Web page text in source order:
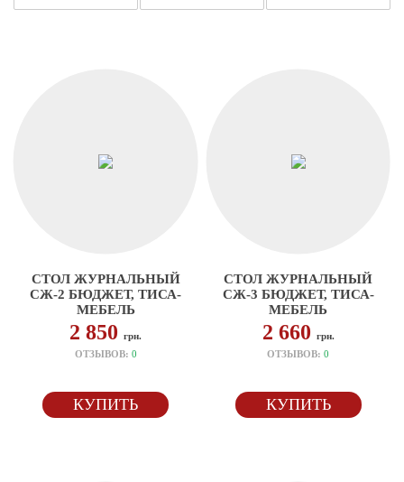
СТОЛ ЖУРНАЛЬНЫЙ
СЖ-2 БЮДЖЕТ, ТИСА-
МЕБЕЛЬ
2 850грн.
ОТЗЫВОВ: 0
КУПИТЬ
СТОЛ ЖУРНАЛЬНЫЙ
СЖ-3 БЮДЖЕТ, ТИСА-
МЕБЕЛЬ
2 660 грн.
ОТЗЫВОВ:0
КУПИТЬ